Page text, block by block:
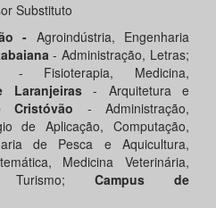
Substituto
- Agroindústria, Engenharia
- Administração, Letras;
- Fisioterapia, Medicina,
Laranjeiras - Arquitetura e
Cristóvão - Administração,
de Aplicação, Computação,
de Pesca e Aquicultura,
Medicina Veterinária,
Turismo; Campus de